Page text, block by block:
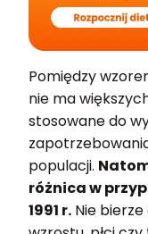
Pomiędzy
nie ma
stosowane do
populacji.
różnica w
1991 r. Nie